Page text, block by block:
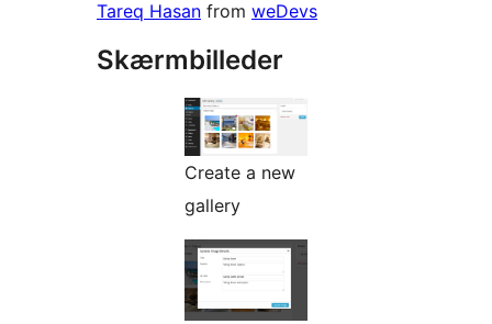
Tareq Hasan from weDevs
Skærmbilleder
Create a new
gallery